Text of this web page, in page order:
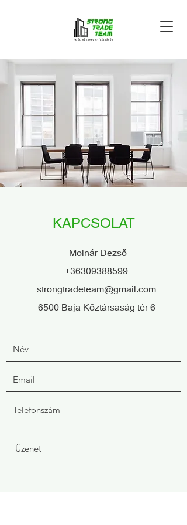
KAPCSOLAT
Molnár Dezső
+36309388599
strongtradeteam@gmail.com
6500 Baja Köztársaság tér 6